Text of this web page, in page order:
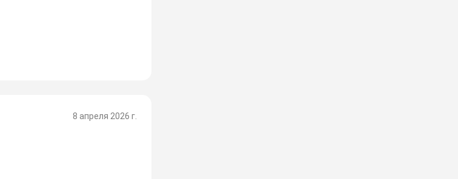
8 апреля 2026 г.